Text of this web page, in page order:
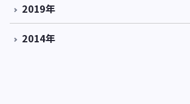
2019年
2014年